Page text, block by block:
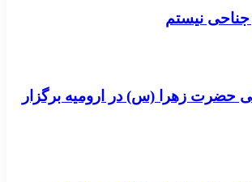
جناحی نیستم
حضرت زهرا (س) در ارومیه برگزار